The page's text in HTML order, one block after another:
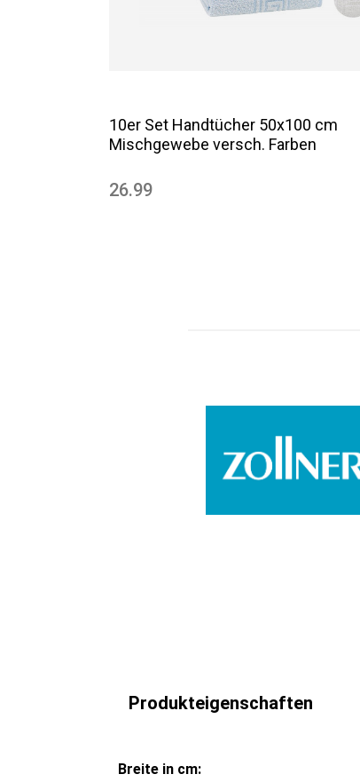
10er Set Handtücher 50x100 cm
Mischgewebe versch. Farben
26.99
Produkteigenschaften
Breite in cm: